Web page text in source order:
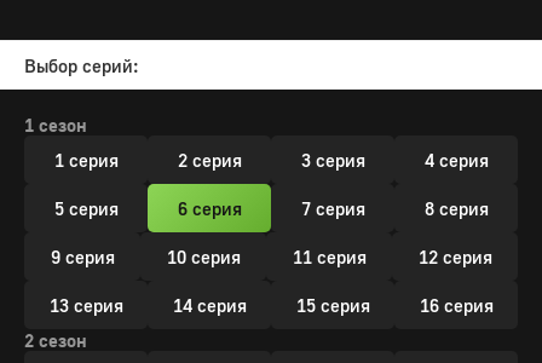
Выбор серий:
1 сезон
1 серия
2 серия 3 серия 4 серия
5 серия 6 серия 7 серия 8 серия
9 серия 10 серия 11 серия 12 серия
13 серия 14 серия 15 серия
16 серия
2 сезон